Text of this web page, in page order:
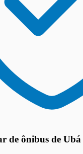
de ônibus de Ubá